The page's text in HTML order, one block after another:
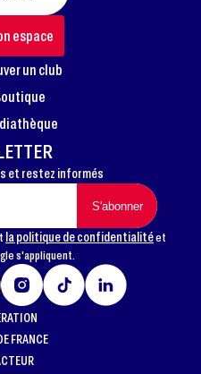
FOOTER
et restez informés
la politique de confidentialitéet
s'appliquent.
espace
un club
FRANCE